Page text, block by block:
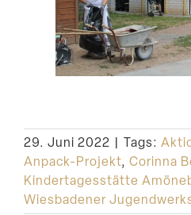
29. Juni 2022 | Tags:
Anpack-Projekt, Corinna
Kindertagesstätte
Wiesbadener